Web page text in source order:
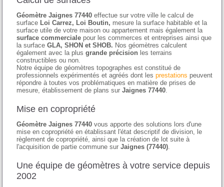
Géomètre Jaignes 77440 effectue sur votre ville le calcul de
surface Loi Carrez, Loi Boutin, mesure la surface habitable et la
surface utile de votre maison ou appartement mais également la
surface commerciale pour les commerces et entreprises ainsi que
la surfaceGLA, SHON et SHOB. Nos géomètres calculent
également avec la plusgrande précision les terrains
constructibles ou non.
Notre équipe de géomètres topographes est constitué de
professionnels expérimentés et agréés dont lesprestations peuvent
répondre à toutes vos problématiques en matière de prises de
mesure, établissement de plans surJaignes 77440.
Mise en copropriété
Géomètre Jaignes 77440 vous apporte des solutions lors d'une
mise en copropriété en établissant l'état descriptif de division, le
règlement de copropriété, ainsi que la création de lot suite à
l'acquisition de partie commune surJaignes (77440).
Une équipe de géomètres à votre service depuis
2002